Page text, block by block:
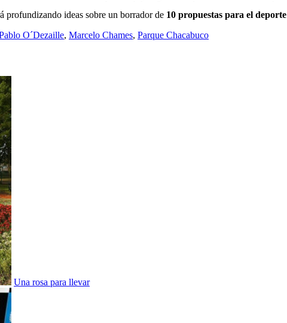
profundizando ideas sobre un borrador de 10 propuestas para el deporte
O´Dezaille, Marcelo Chames, Parque Chacabuco
Una rosa para llevar